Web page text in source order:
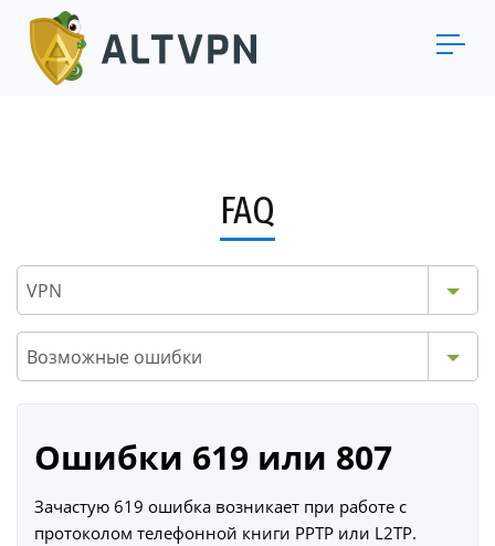
FAQ
VPN
Возможные ошибки
Ошибки 619 или 807
Зачастую 619 ошибка возникает при работе с
протоколом телефонной книги PPTP или L2TP.